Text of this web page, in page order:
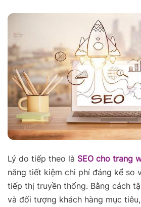
Lý do tiếp theo là SEO cho trang
năng tiết kiệm chi phí đáng kể so
tiếp thị truyền thống. Bằng cách
và đối tượng khách hàng mục